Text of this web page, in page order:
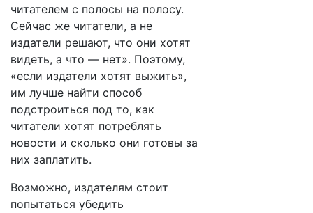
читателем с полосы на полосу.
Сейчас же читатели, а не
издатели решают, что они хотят
видеть, а что — нет». Поэтому,
«если издатели хотят выжить»,
им лучше найти способ
подстроиться под то, как
читатели хотят потреблять
новости и сколько они готовы за
них заплатить.
Возможно, издателям стоит
попытаться убедить